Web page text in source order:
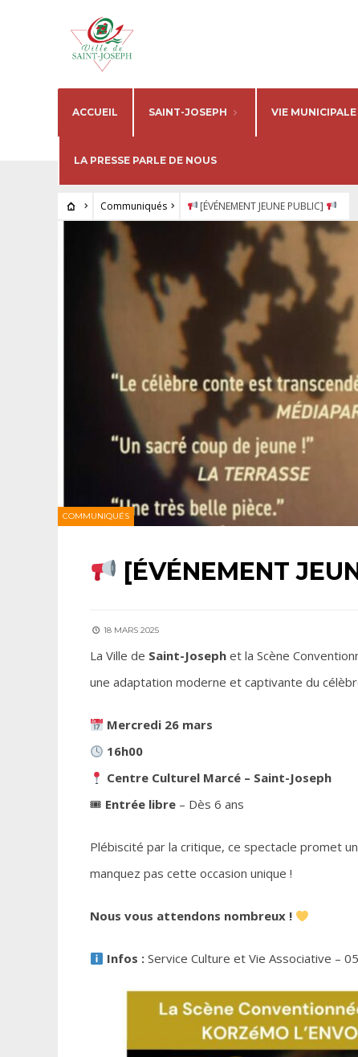
ACCUEIL SAINT-JOSEPH VIE MUNICIPALE
LA PRESSE PARLE DE NOUS
Communiqués [ÉVÉNEMENT JEUNE PUBLIC]
COMMUNIQUÉS
[ÉVÉNEMENT
18 MARS 2025
La Ville de Saint-Joseph et la Scène
une adaptation moderne et captivante du
Mercredi 26 mars
16h00
Centre Culturel Marcé – Saint-Joseph
🎟 Entrée libre – Dès 6 ans
Plébiscité par la critique, ce spectacle promet un
manquez pas cette occasion unique !
Nous vous attendons nombreux !
Infos : Service Culture et Vie Associative –